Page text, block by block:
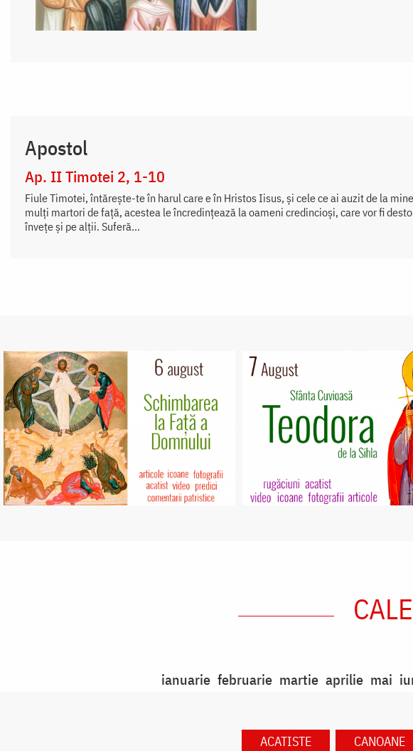
Apostol
Ap. II Timotei 2, 1-10
Fiule Timotei, întăreşte-te în harul care e în Hristos Iisus, şi cele ce ai auzit de la
mulţi martori de faţă, acestea le încredinţează la oameni credincioşi, care vor fi
înveţe şi pe alţii. Suferă...
ianuarie februarie martie aprilie mai
ACATISTE CANOANE